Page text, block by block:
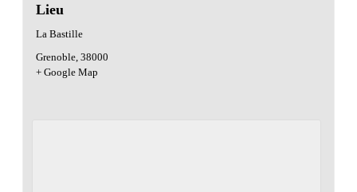
Lieu
La Bastille
Grenoble, 38000
+ Google Map